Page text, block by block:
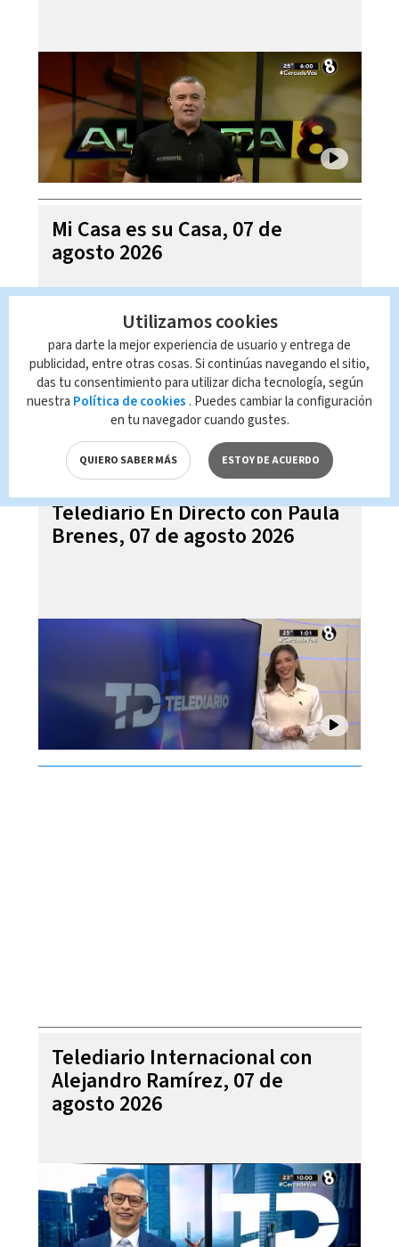
Mi Casa es su Casa, 07 de
agosto 2026
Telediario En Directo con Paula
Brenes, 07 de agosto 2026
Telediario Internacional con
Alejandro Ramírez, 07 de
agosto 2026
Utilizamos cookies
para darte la mejor experiencia de usuario y entrega de
publicidad, entre otras cosas. Si continúas navegando el sitio,
das tu consentimiento para utilizar dicha tecnología, según
nuestra Política de cookies . Puedes cambiar la configuración
en tu navegador cuando gustes.
QUIERO SABER MÁS ESTOY DE ACUERDO